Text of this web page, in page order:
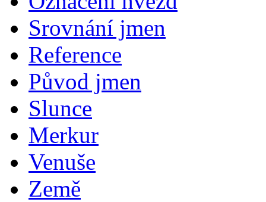
Srovnání jmen
Reference
Původ jmen
Slunce
Merkur
Venuše
Země